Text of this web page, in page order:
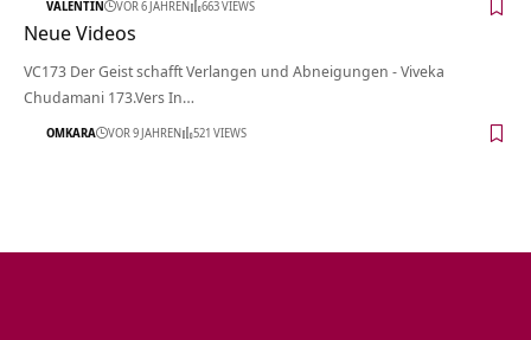
VALENTIN VOR 6 JAHREN 663 VIEWS
Neue Videos
VC173 Der Geist schafft Verlangen und Abneigungen - Viveka
Chudamani 173.Vers In…
OMKARA VOR 9 JAHREN 521 VIEWS